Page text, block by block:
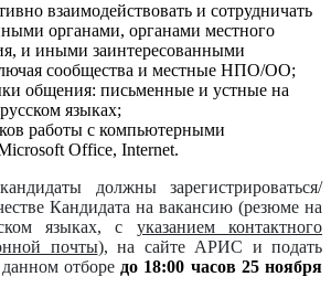
взаимодействовать и сотрудничать
органами, органами местного
и иными заинтересованными
сообщества и местные НПО/ОО;
общения: письменные и устные на
языках;
работы с компьютерными
Office, Internet.
должны зарегистрироваться/
Кандидата на вакансию (резюме на
языках, с указанием контактного
почты), на сайте АРИС и подать
отборе до 18:00 часов 25 ноября